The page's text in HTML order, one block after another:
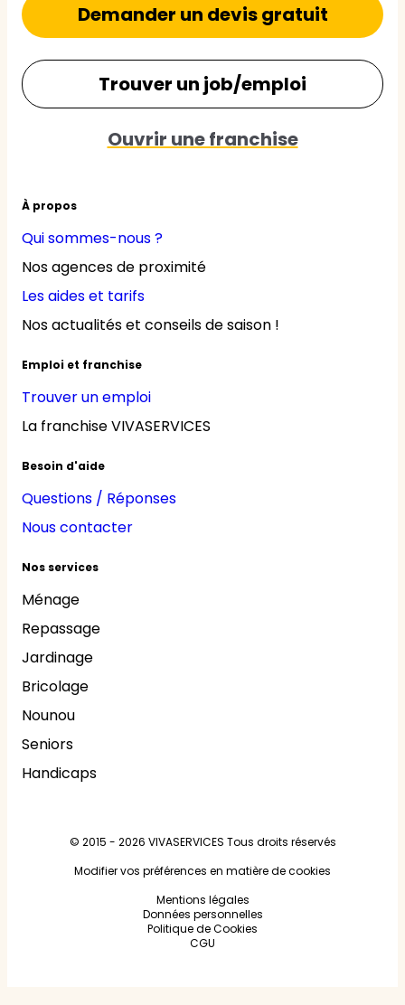
À propos
Qui sommes-nous ?
Nos agences de proximité
Les aides et tarifs
Nos actualités et conseils de saison !
Emploi et franchise
Trouver un emploi
La franchise VIVASERVICES
Besoin d'aide
Questions / Réponses
Nous contacter
Nos services
Ménage
Repassage
Jardinage
Bricolage
Nounou
Seniors
Handicaps
Demander un devis gratuit
Trouver un job/emploi
Ouvrir une franchise
© 2015 - 2026 VIVASERVICES Tous droits réservés
Modifier vos préférences en matière de cookies
Mentions légales
Données personnelles
Politique de Cookies
CGU